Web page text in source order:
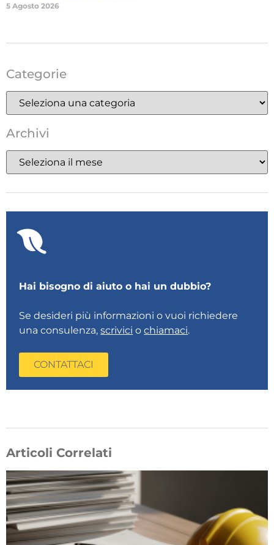
5 Agosto 2026
Categorie
Archivi
Hai bisogno di aiuto o hai un dubbio?
Se desideri più informazioni o vuoi richiedere
una consulenza,scrivici ochiamaci.
CONTATTACI
Articoli Correlati